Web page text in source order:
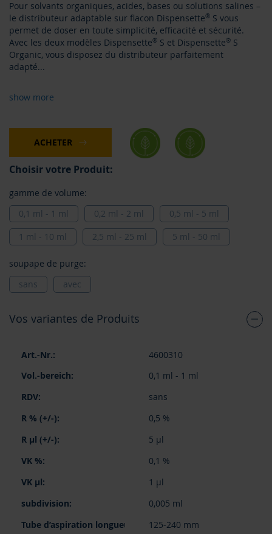
Pour solvants organiques, acides, bases ou solutions salines –
le distributeur adaptable sur flacon Dispensette® S vous
permet de doser en toute simplicité, efficacité et sécurité.
Avec les deux modèles Dispensette® S et Dispensette® S
Organic, vous disposez du distributeur parfaitement
adapté...
show more
ACHETER
Choisir votre Produit:
gamme de volume:
0,1 ml - 1 ml
0,2 ml - 2 ml
0,5 ml - 5 ml
1 ml - 10 ml
2,5 ml - 25 ml 5 ml - 50 ml
soupape de purge:
sans
avec
Vos variantes de Produits
produit
groupé
4600310
0,1 ml - 1 ml
sans
0,5 %
5 µl
0,1 %
1 µl
0,005 ml
125-240 mm